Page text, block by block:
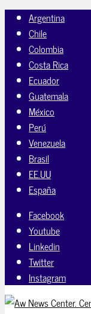
Argentina
Chile
Colombia
Costa Rica
Ecuador
Guatemala
México
Perú
Venezuela
Brasil
EE.UU
España
Facebook
Youtube
Linkedin
Twitter
Instagram